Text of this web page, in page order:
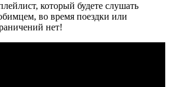
который будете слушать
во время поездки или
нет!